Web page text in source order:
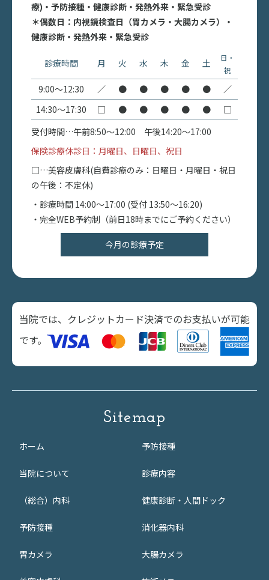
療)・予防接種・健康診断・発熱外来・緊急受診
＊偶数日：内視鏡検査日（胃カメラ・大腸カメラ）・
健康診断・発熱外来・緊急受診
診療時間 月 火 水 木 金 土
日・
祝
9:00〜12:30 ／ ● ● ● ● ●
／
14:30〜17:30
□ ● ● ● ● ●
□
受付時間…午前8:50〜12:00 午後14:20〜17:00
保険診療休診日：月曜日、日曜日、祝日
□…美容皮膚科(自費診療のみ：日曜日・月曜日・祝日
の午後：不定休)
・診療時間 14:00〜17:00 (受付 13:50～16:20)
・完全WEB予約制（前日18時までにご予約ください）
今月の診療予定
当院では、クレジットカード決済でのお支払いが可能
です。
Sitemap
ホーム 予防接種
当院について 診療内容
（総合）内科 健康診断・人間ドック
予防接種 消化器内科
胃カメラ 大腸カメラ